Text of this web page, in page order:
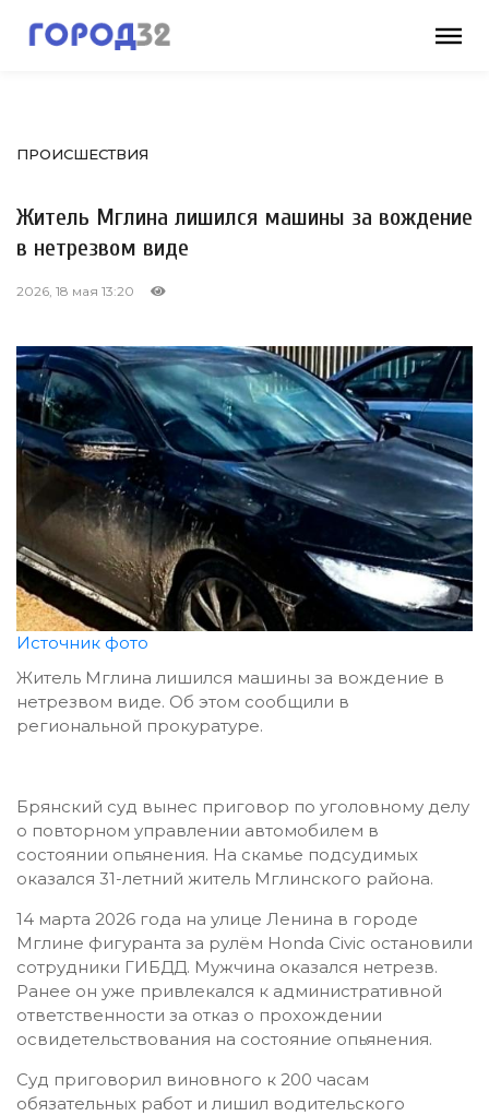
ПРОИСШЕСТВИЯ
Житель Мглина лишился машины за вождение
в нетрезвом виде
2026, 18 мая 13:20
Источник фото
Житель Мглина лишился машины за вождение в
нетрезвом виде. Об этом сообщили в
региональной прокуратуре.
Брянский суд вынес приговор по уголовному делу
о повторном управлении автомобилем в
состоянии опьянения. На скамье подсудимых
оказался 31-летний житель Мглинского района.
14 марта 2026 года на улице Ленина в городе
Мглине фигуранта за рулём Honda Civic остановили
сотрудники ГИБДД. Мужчина оказался нетрезв.
Ранее он уже привлекался к административной
ответственности за отказ о прохождении
освидетельствования на состояние опьянения.
Суд приговорил виновного к 200 часам
обязательных работ и лишил водительского